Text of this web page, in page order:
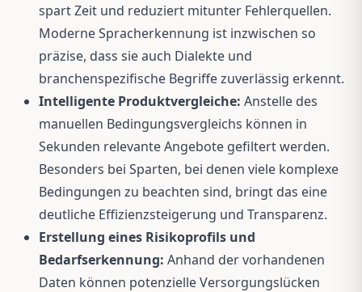
spart Zeit und reduziert mitunter Fehlerquellen.
Moderne Spracherkennung ist inzwischen so
präzise, dass sie auch Dialekte und
branchenspezifische Begriffe zuverlässig erkennt.
Intelligente Produktvergleiche: Anstelle des
manuellen Bedingungsvergleichs können in
Sekunden relevante Angebote gefiltert werden.
Besonders bei Sparten, bei denen viele komplexe
Bedingungen zu beachten sind, bringt das eine
deutliche Effizienzsteigerung und Transparenz.
Erstellung eines Risikoprofils und
Bedarfserkennung: Anhand der vorhandenen
Daten können potenzielle Versorgungslücken